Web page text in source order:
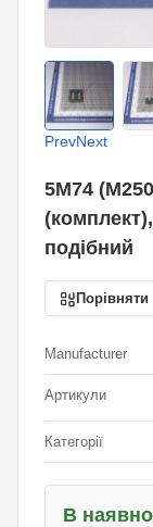
PrevNext
5М74
подібний
Порівняти
Manufacturer
Артикули
Категорії
В